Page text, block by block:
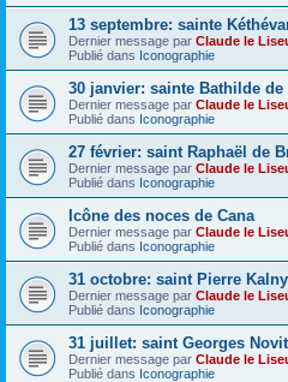
13 septembre: sainte
Dernier message par Claude le
Publié dans Iconographie
30 janvier: sainte Bathilde de
Dernier message par Claude le
Publié dans Iconographie
27 février: saint Raphaël de
Dernier message par Claude le
Publié dans Iconographie
Icône des noces de Cana
Dernier message par Claude le
Publié dans Iconographie
31 octobre: saint Pierre
Dernier message par Claude le
Publié dans Iconographie
31 juillet: saint Georges
Dernier message par Claude le
Publié dans Iconographie